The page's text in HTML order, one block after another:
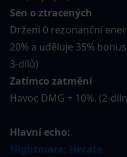
Sen o ztracených
Držení 0 rezonanční
20% a uděluje 35%
3-dílů)
Zatímco zatmění
Havoc DMG + 10%. (2-
Hlavní echo:
Nightmare: Hecate